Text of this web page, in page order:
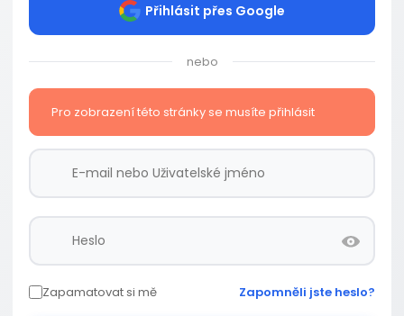
Přihlásit přes Google
nebo
Pro zobrazení této stránky se musíte přihlásit
Zapamatovat si mě Zapomněli jste heslo?